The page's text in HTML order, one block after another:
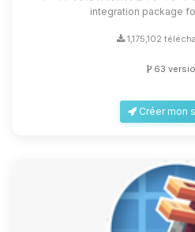
integration package
1,175,102
63
Créer mon